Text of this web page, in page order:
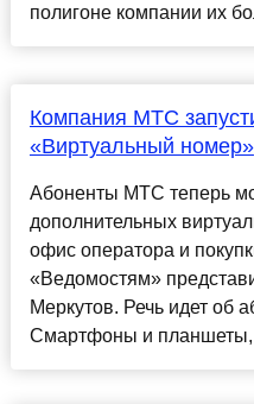
полигоне компании их
Компания МТС
«Виртуальный номер»
Абоненты МТС теперь
дополнительных
офис оператора и
«Ведомостям»
Меркутов. Речь идет об
Смартфоны и планшеты,